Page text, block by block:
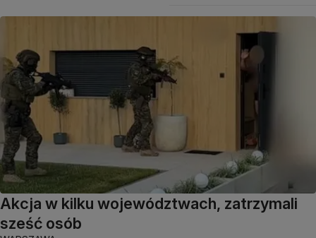
Akcja w kilku województwach, zatrzymali
sześć osób